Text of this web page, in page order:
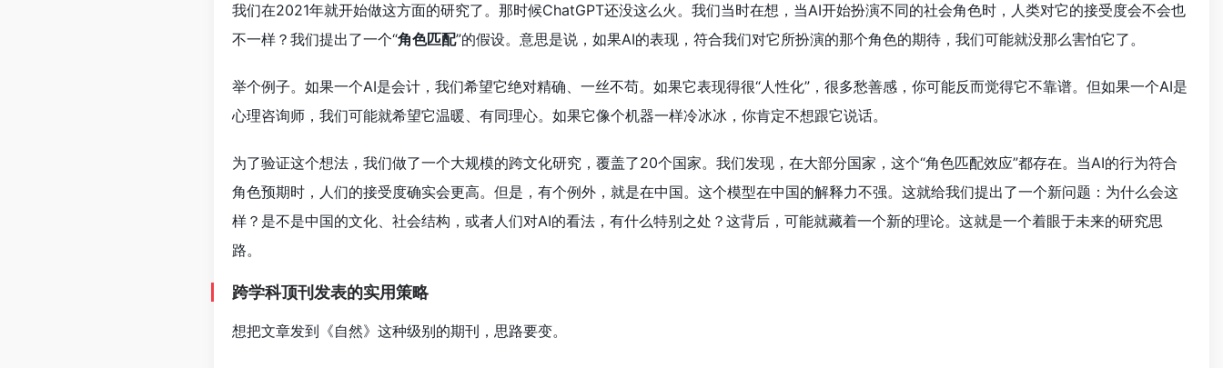
我们在2021年就开始做这方面的研究了。那时候ChatGPT还没这么火。我们当时在想，当AI开始扮演不同的社会角色时，人类对它的接受度会不会也
不一样？我们提出了一个“角色匹配”的假设。意思是说，如果AI的表现，符合我们对它所扮演的那个角色的期待，我们可能就没那么害怕它了。
举个例子。如果一个AI是会计，我们希望它绝对精确、一丝不苟。如果它表现得很“人性化”，很多愁善感，你可能反而觉得它不靠谱。但如果一个AI是
心理咨询师，我们可能就希望它温暖、有同理心。如果它像个机器一样冷冰冰，你肯定不想跟它说话。
为了验证这个想法，我们做了一个大规模的跨文化研究，覆盖了20个国家。我们发现，在大部分国家，这个“角色匹配效应”都存在。当AI的行为符合
角色预期时，人们的接受度确实会更高。但是，有个例外，就是在中国。这个模型在中国的解释力不强。这就给我们提出了一个新问题：为什么会这
样？是不是中国的文化、社会结构，或者人们对AI的看法，有什么特别之处？这背后，可能就藏着一个新的理论。这就是一个着眼于未来的研究思
路。
跨学科顶刊发表的实用策略
想把文章发到《自然》这种级别的期刊，思路要变。